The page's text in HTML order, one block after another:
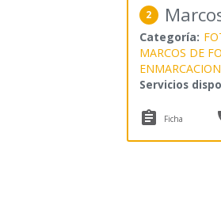
2
Categoría:
MARCOS DE
Servicios
 Ficha